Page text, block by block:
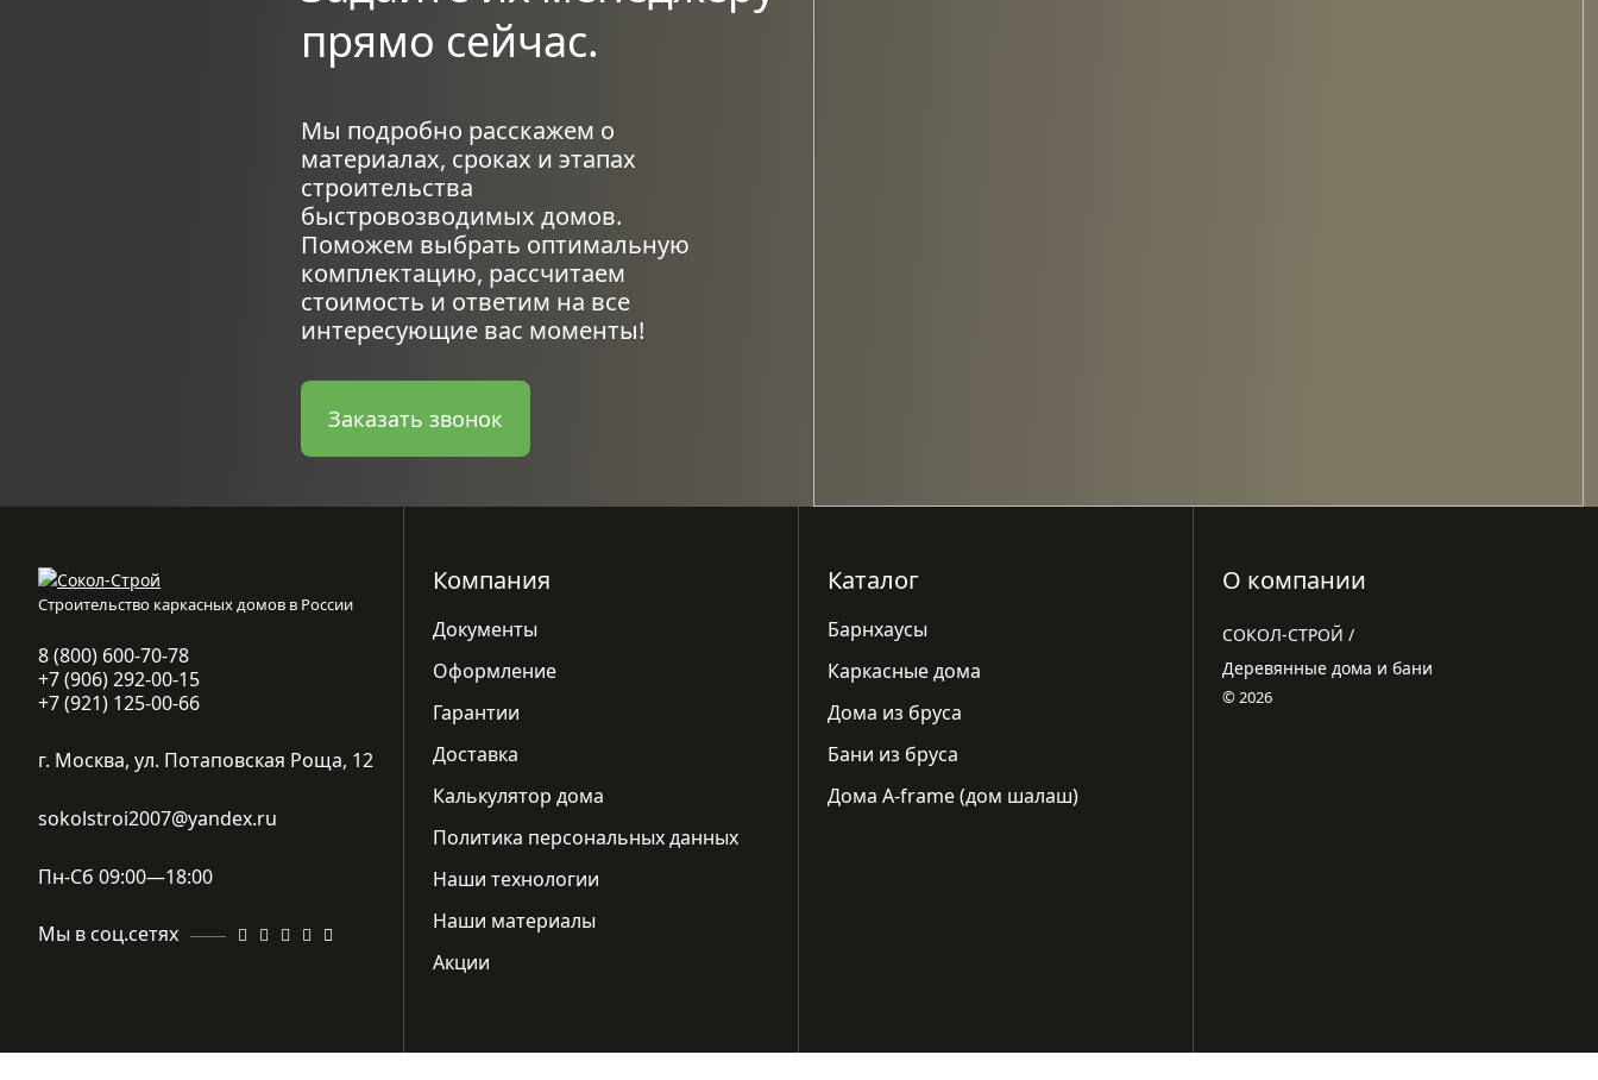
прямо сейчас.
Мы подробно расскажем о
материалах, сроках и этапах
строительства
быстровозводимых домов.
Поможем выбрать оптимальную
комплектацию, рассчитаем
стоимость и ответим на все
интересующие вас моменты!
Заказать звонок
Строительство каркасных домов в России
8 (800) 600-70-78
+7 (906) 292-00-15
+7 (921) 125-00-66
г. Москва, ул. Потаповская Роща, 12
sokolstroi2007@yandex.ru
Пн-Сб 09:00—18:00
Мы в соц.сетях
Компания
Документы
Оформление
Гарантии
Доставка
Калькулятор дома
Политика персональных данных
Наши технологии
Наши материалы
Акции
Каталог
Барнхаусы
Каркасные дома
Дома из бруса
Бани из бруса
Дома A-frame (дом шалаш)
О компании
СОКОЛ-СТРОЙ /
Деревянные дома и бани
© 2026